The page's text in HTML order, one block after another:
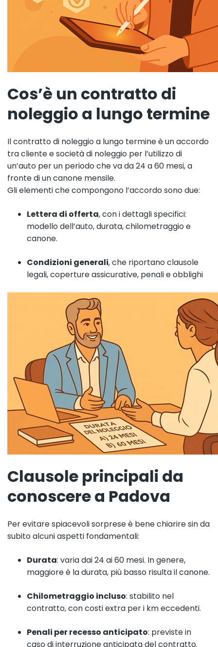
Cos’è un contratto di
noleggio a lungo termine
Il contratto di noleggio a lungo termine è un accordo
tra cliente e società di noleggio per l’utilizzo di
un’auto per un periodo che va da 24 a 60 mesi, a
fronte di un canone mensile.
Gli elementi che compongono l’accordo sono due:
Lettera di offerta, con i dettagli specifici:
modello dell’auto, durata, chilometraggio e
canone.
Condizioni generali, che riportano clausole
legali, coperture assicurative, penali e obblighi
Clausole principali da
conoscere a Padova
Per evitare spiacevoli sorprese è bene chiarire sin da
subito alcuni aspetti fondamentali:
Durata: varia dai 24 ai 60 mesi. In genere,
maggiore è la durata, più basso risulta il canone.
Chilometraggio incluso: stabilito nel
contratto, con costi extra per i km eccedenti.
Penali per recesso anticipato: previste in
caso di interruzione anticipata del contratto.